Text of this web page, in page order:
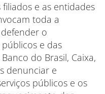
filiados e as entidades
toda a
o
e das
do Brasil, Caixa,
denunciar e
públicos e os